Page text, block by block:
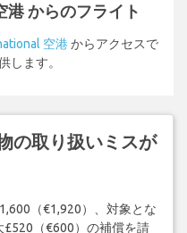
からのフライト
空港からアクセスで
します。
の取り扱いミスが
（€1,920）、対象とな
£520（€600）の補償を請